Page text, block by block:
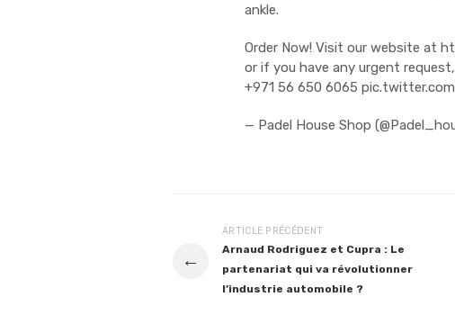
ankle.
Order Now! Visit our website at
or if you have any urgent
+971 56 650 6065
— Padel House Shop
←
ARTICLE PRÉCÉDENT
Arnaud Rodriguez et Cupra : Le
partenariat qui va révolutionner
l’industrie automobile ?